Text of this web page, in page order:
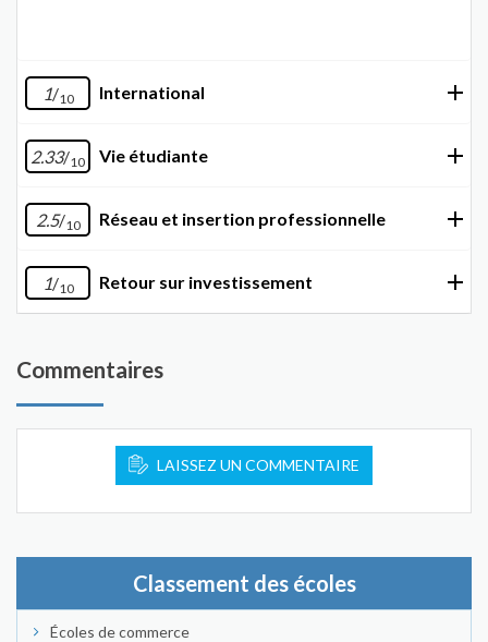
1/10 International
2.33/10 Vie étudiante
2.5/10 Réseau et insertion professionnelle
1/10 Retour sur investissement
Commentaires
LAISSEZ UN COMMENTAIRE
Classement des écoles
Écoles de commerce